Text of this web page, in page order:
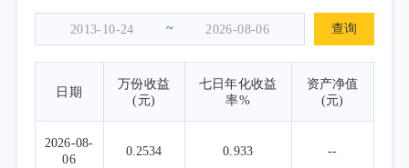
~ 查询
日期
万份收益
(元)
七日年化收益
率%
资产净值
(元)
2026-08-
06
0.2534 0.933 --